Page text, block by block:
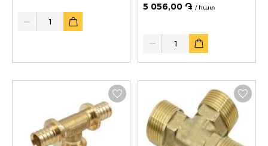
5 056,00 ֏ / հատ
Quantity